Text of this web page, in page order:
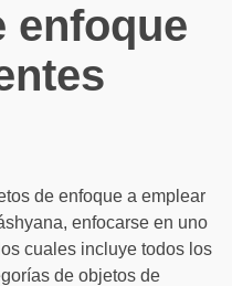
enfoque
de enfoque a emplear
enfocarse en uno
cuales incluye todos los
de objetos de